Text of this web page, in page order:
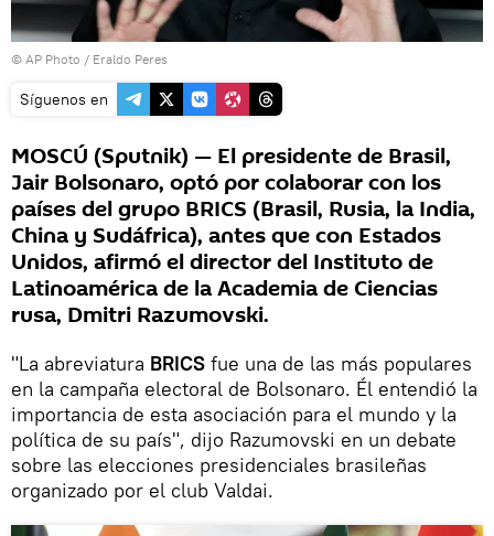
© AP Photo / Eraldo Peres
Síguenos en
MOSCÚ (Sputnik) — El presidente de Brasil,
Jair Bolsonaro, optó por colaborar con los
países del grupo BRICS (Brasil, Rusia, la India,
China y Sudáfrica), antes que con Estados
Unidos, afirmó el director del Instituto de
Latinoamérica de la Academia de Ciencias
rusa, Dmitri Razumovski.
"La abreviatura BRICS fue una de las más populares
en la campaña electoral de Bolsonaro. Él entendió la
importancia de esta asociación para el mundo y la
política de su país", dijo Razumovski en un debate
sobre las elecciones presidenciales brasileñas
organizado por el club Valdai.